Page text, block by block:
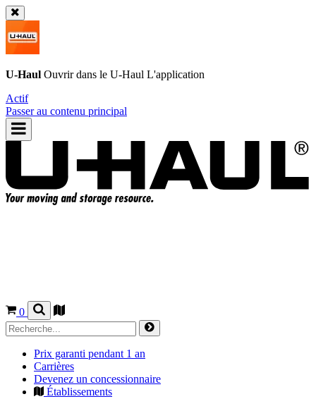
U-Haul Ouvrir dans le U-Haul L'application
Actif
Passer au contenu principal
0
Prix garanti pendant 1 an
Carrières
Devenez un concessionnaire
Établissements